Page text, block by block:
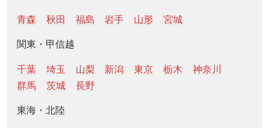
青森 秋田 福島 岩手 山形 宮城
関東・甲信越
千葉 埼玉 山梨 新潟 東京 栃木
神奈川
群馬
茨城 長野
東海・北陸